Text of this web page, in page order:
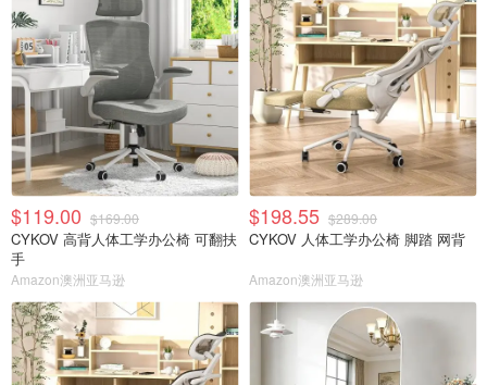
$119.00 $169.00
CYKOV 高背人体工学办公椅 可翻扶
手
Amazon澳洲亚马逊
$198.55 $289.00
CYKOV 人体工学办公椅 脚踏 网背
Amazon澳洲亚马逊